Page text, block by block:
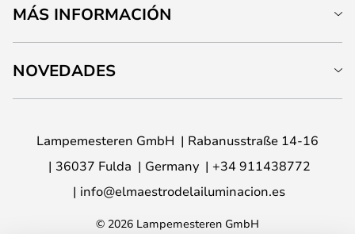
MÁS INFORMACIÓN
NOVEDADES
Lampemesteren GmbH
Rabanusstraße 14-16
36037 Fulda
Germany
+34 911438772
info@elmaestrodelailuminacion.es
© 2026 Lampemesteren GmbH